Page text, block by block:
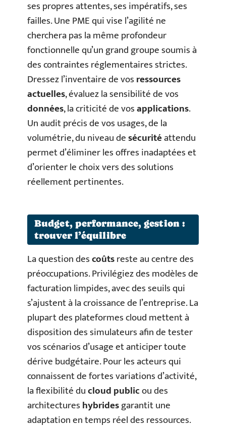
ses propres attentes, ses impératifs, ses
failles. Une PME qui vise l’agilité ne
cherchera pas la même profondeur
fonctionnelle qu’un grand groupe soumis à
des contraintes réglementaires strictes.
Dressez l’inventaire de vosressources
actuelles, évaluez la sensibilité de vos
données, la criticité de vosapplications.
Un audit précis de vos usages, de la
volumétrie, du niveau desécuritéattendu
permet d’éliminer les offres inadaptées et
d’orienter le choix vers des solutions
réellement pertinentes.
Budget, performance, gestion :
trouver l’équilibre
La question descoûtsreste au centre des
préoccupations. Privilégiez des modèles de
facturation limpides, avec des seuils qui
s’ajustent à la croissance de l’entreprise. La
plupart des plateformes cloud mettent à
disposition des simulateurs afin de tester
vos scénarios d’usage et anticiper toute
dérive budgétaire. Pour les acteurs qui
connaissent de fortes variations d’activité,
la flexibilité ducloud publicou des
architectureshybridesgarantit une
adaptation en temps réel des ressources.